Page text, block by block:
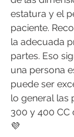
estatura y el
paciente.
la adecuada
partes. Eso
una persona
puede ser
lo general las
300 y 400 CC
💜